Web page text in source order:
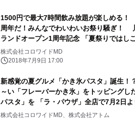
1500円で最大7時間飲み放題が楽しめる
周年だ！みんなでわいわいお祭り騒ぎ！
ランドオープン1周年記念 「夏祭りではし
株式会社コロワイドMD
2018年7月9日 17:00
新感覚の夏グルメ「かき氷パスタ」誕生
～い「フレーバーかき氷」をトッピングし
パスタ」を 「ラ・パウザ」全店で7月2日よ
株式会社コロワイドMD、株式会社アトム